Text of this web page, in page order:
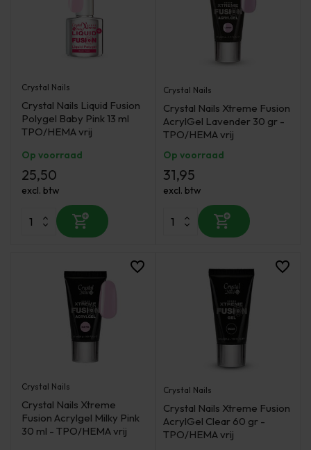
Crystal Nails
Crystal Nails Liquid Fusion
Polygel Baby Pink 13 ml
TPO/HEMA vrij
Op voorraad
25,50
excl. btw
Crystal Nails
Crystal Nails Xtreme Fusion
AcrylGel Lavender 30 gr -
TPO/HEMA vrij
Op voorraad
31,95
excl. btw
Crystal Nails
Crystal Nails Xtreme
Fusion Acrylgel Milky Pink
30 ml - TPO/HEMA vrij
Crystal Nails
Crystal Nails Xtreme Fusion
AcrylGel Clear 60 gr -
TPO/HEMA vrij